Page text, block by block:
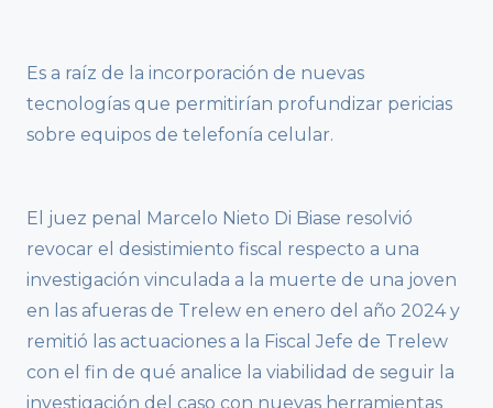
Es a raíz de la incorporación de nuevas
tecnologías que permitirían profundizar pericias
sobre equipos de telefonía celular.
El juez penal Marcelo Nieto Di Biase resolvió
revocar el desistimiento fiscal respecto a una
investigación vinculada a la muerte de una joven
en las afueras de Trelew en enero del año 2024 y
remitió las actuaciones a la Fiscal Jefe de Trelew
con el fin de qué analice la viabilidad de seguir la
investigación del caso con nuevas herramientas